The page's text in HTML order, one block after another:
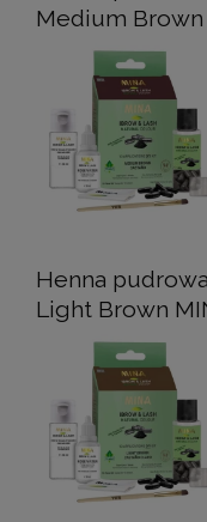
Medium Brown
Henna
Light Brown